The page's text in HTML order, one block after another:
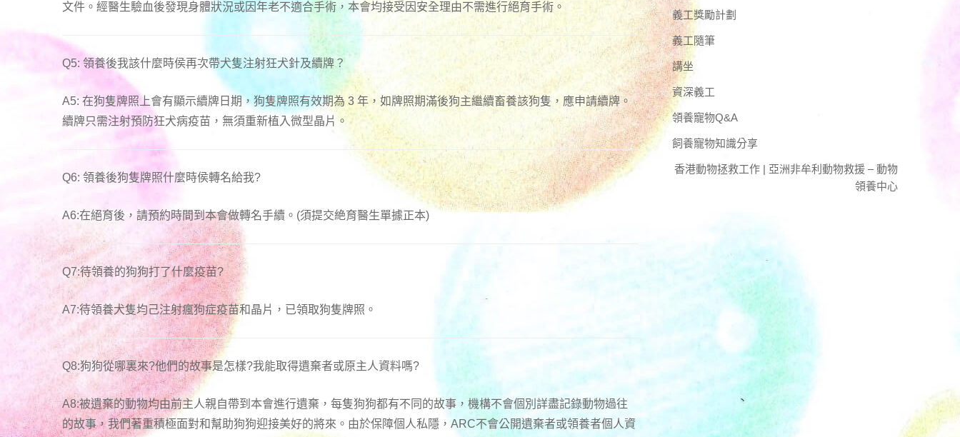
文件。經醫生驗血後發現身體狀況或因年老不適合手術，本會均接受因安全理由不需進行絕育手術。
Q5: 領養後我該什麼時侯再次帶犬隻注射狂犬針及續牌？
A5: 在狗隻牌照上會有顯示續牌日期，狗隻牌照有效期為 3 年，如牌照期滿後狗主繼續畜養該狗隻，應申請續牌。
續牌只需注射預防狂犬病疫苗，無須重新植入微型晶片。
Q6: 領養後狗隻牌照什麼時侯轉名給我?
A6:在絕育後，請預約時間到本會做轉名手續。(須提交絶育醫生單據正本)
Q7:待領養的狗狗打了什麼疫苗?
A7:待領養犬隻均己注射瘋狗症疫苗和晶片，已領取狗隻牌照。
Q8:狗狗從哪裏來?他們的故事是怎樣?我能取得遺棄者或原主人資料嗎?
A8:被遺棄的動物均由前主人親自帶到本會進行遺棄，每隻狗狗都有不同的故事，機構不會個別詳盡記錄動物過往
的故事，我們著重積極面對和幫助狗狗迎接美好的將來。由於保障個人私隱，ARC不會公開遺棄者或領養者個人資
義工獎勵計劃
義工隨筆
講坐
資深義工
領養寵物Q&A
飼養寵物知識分享
香港動物拯救工作 | 亞洲非牟利動物救援 – 動物
領養中心